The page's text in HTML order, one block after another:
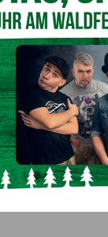
Bereich,
die Wohnung der
zu
intensiver
stellten die
, das die